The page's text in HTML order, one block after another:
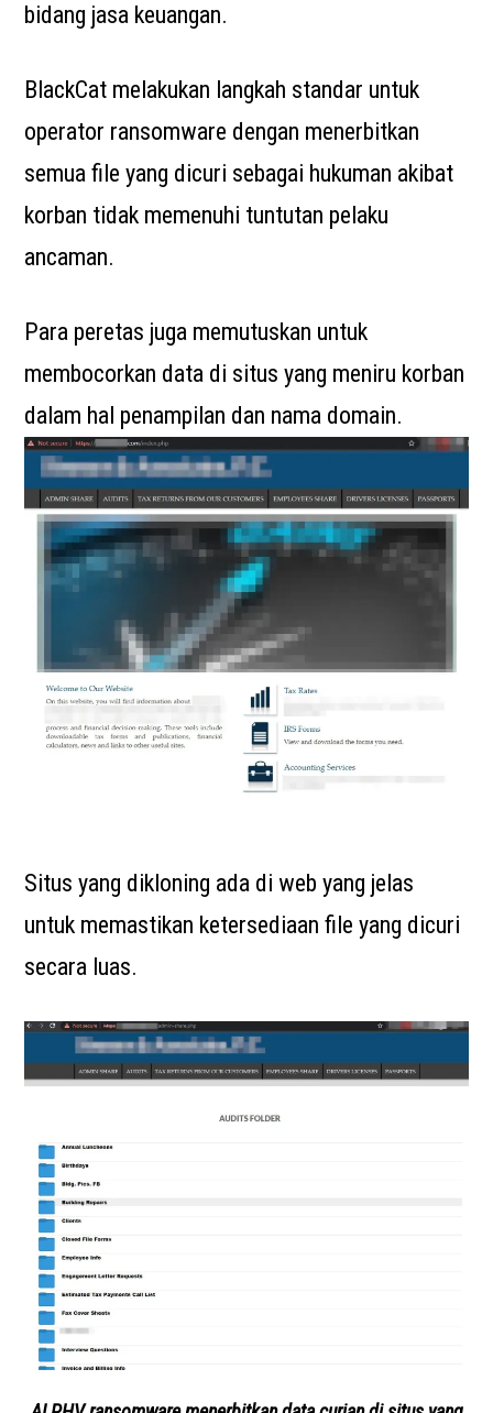
bidang jasa keuangan.
BlackCat melakukan langkah standar untuk
operator ransomware dengan menerbitkan
semua file yang dicuri sebagai hukuman akibat
korban tidak memenuhi tuntutan pelaku
ancaman.
Para peretas juga memutuskan untuk
membocorkan data di situs yang meniru korban
dalam hal penampilan dan nama domain.
Situs yang dikloning ada di web yang jelas
untuk memastikan ketersediaan file yang dicuri
secara luas.